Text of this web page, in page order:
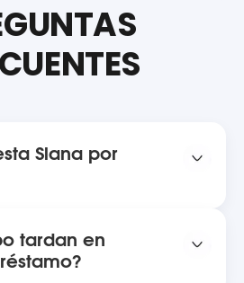
Slana por
según tu
pago.
tardan en